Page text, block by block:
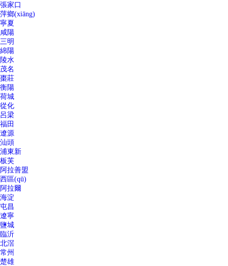
張家口
萍鄉(xiāng)
寧夏
咸陽
三明
綿陽
陵水
茂名
棗莊
衡陽
荷城
從化
呂梁
福田
遼源
汕頭
浦東新
板芙
阿拉善盟
西區(qū)
阿拉爾
海淀
屯昌
遼寧
鹽城
臨沂
北滘
常州
楚雄